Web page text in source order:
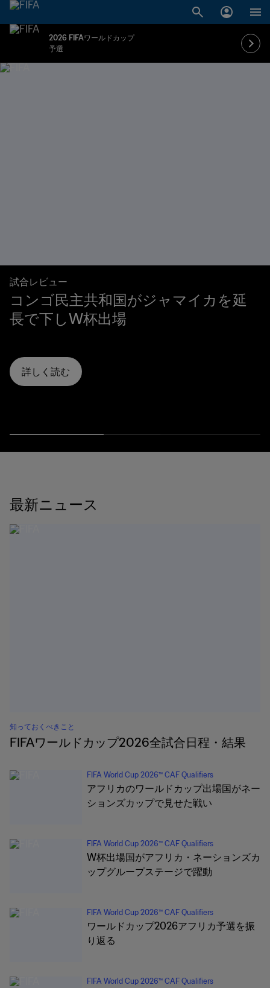
2026 FIFAワールドカップ
予選
試合レビュー
コンゴ民主共和国がジャマイカを延
長で下しW杯出場
詳しく読む
最新ニュース
知っておくべきこと
FIFAワールドカップ2026全試合日程・結果
FIFA World Cup 2026™ CAF Qualifiers
アフリカのワールドカップ出場国がネー
ションズカップで見せた戦い
FIFA World Cup 2026™ CAF Qualifiers
W杯出場国がアフリカ・ネーションズカ
ップグループステージで躍動
FIFA World Cup 2026™ CAF Qualifiers
ワールドカップ2026アフリカ予選を振
り返る
FIFA World Cup 2026™ CAF Qualifiers